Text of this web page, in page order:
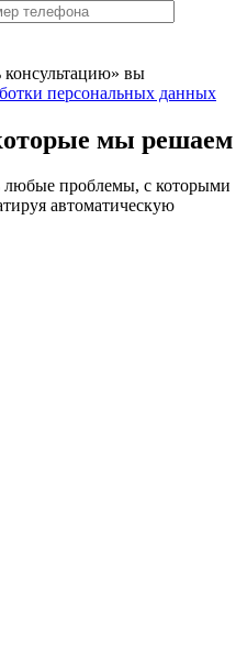
вы
персональных данных
мы решаем
проблемы, с которыми
автоматическую